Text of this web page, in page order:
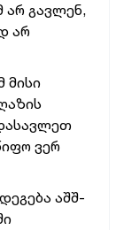
არ გავლენ,
არ
მისი
ვერ
აშშ-